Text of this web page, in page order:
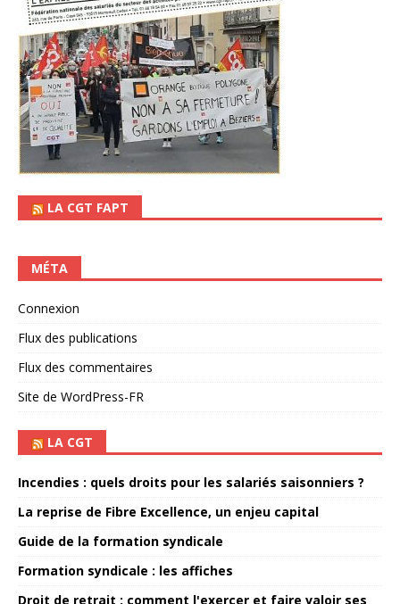
LA CGT FAPT
MÉTA
Connexion
Flux des publications
Flux des commentaires
Site de WordPress-FR
LA CGT
Incendies : quels droits pour les salariés saisonniers ?
La reprise de Fibre Excellence, un enjeu capital
Guide de la formation syndicale
Formation syndicale : les affiches
Droit de retrait : comment l'exercer et faire valoir ses